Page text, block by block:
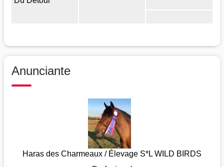
Anunciante
Haras des Charmeaux / Élevage S*L WILD BIRDS